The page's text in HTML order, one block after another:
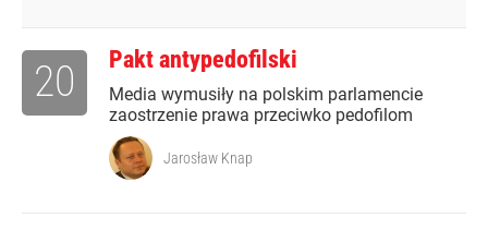
Pakt antypedofilski
Media wymusiły na polskim parlamencie
zaostrzenie prawa przeciwko pedofilom
20
Jarosław Knap